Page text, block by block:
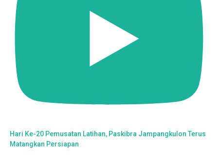
Hari Ke-20 Pemusatan Latihan, Paskibra Jampangkulon Terus
Matangkan Persiapan